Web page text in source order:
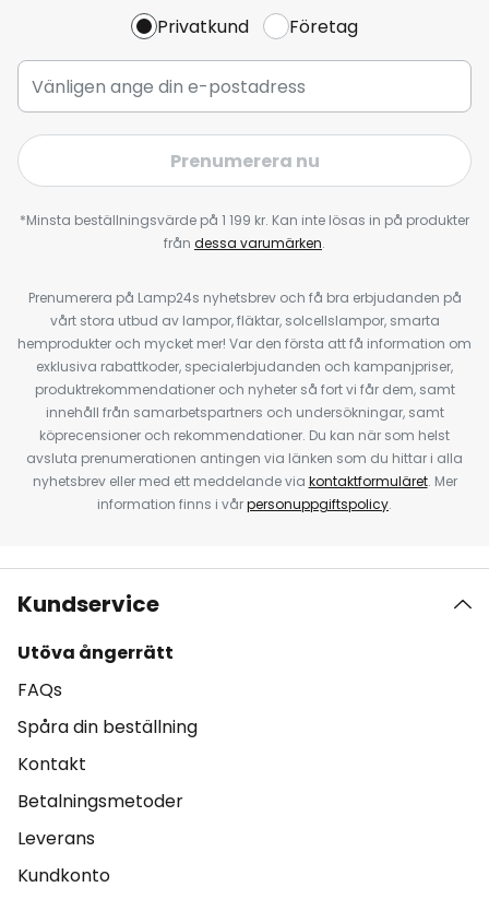
Privatkund Företag
Prenumerera nu
*Minsta beställningsvärde på 1 199 kr. Kan inte lösas in på produkter
från dessa varumärken.
Prenumerera på Lamp24s nyhetsbrev och få bra erbjudanden på
vårt stora utbud av lampor, fläktar, solcellslampor, smarta
hemprodukter och mycket mer! Var den första att få information om
exklusiva rabattkoder, specialerbjudanden och kampanjpriser,
produktrekommendationer och nyheter så fort vi får dem, samt
innehåll från samarbetspartners och undersökningar, samt
köprecensioner och rekommendationer. Du kan när som helst
avsluta prenumerationen antingen via länken som du hittar i alla
nyhetsbrev eller med ett meddelande via kontaktformuläret. Mer
information finns i vårpersonuppgiftspolicy.
Kundservice
Utöva ångerrätt
FAQs
Spåra din beställning
Kontakt
Betalningsmetoder
Leverans
Kundkonto